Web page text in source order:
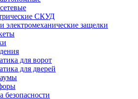
СКУД
электромеханические защелки
для ворот
для дверей
безопасности